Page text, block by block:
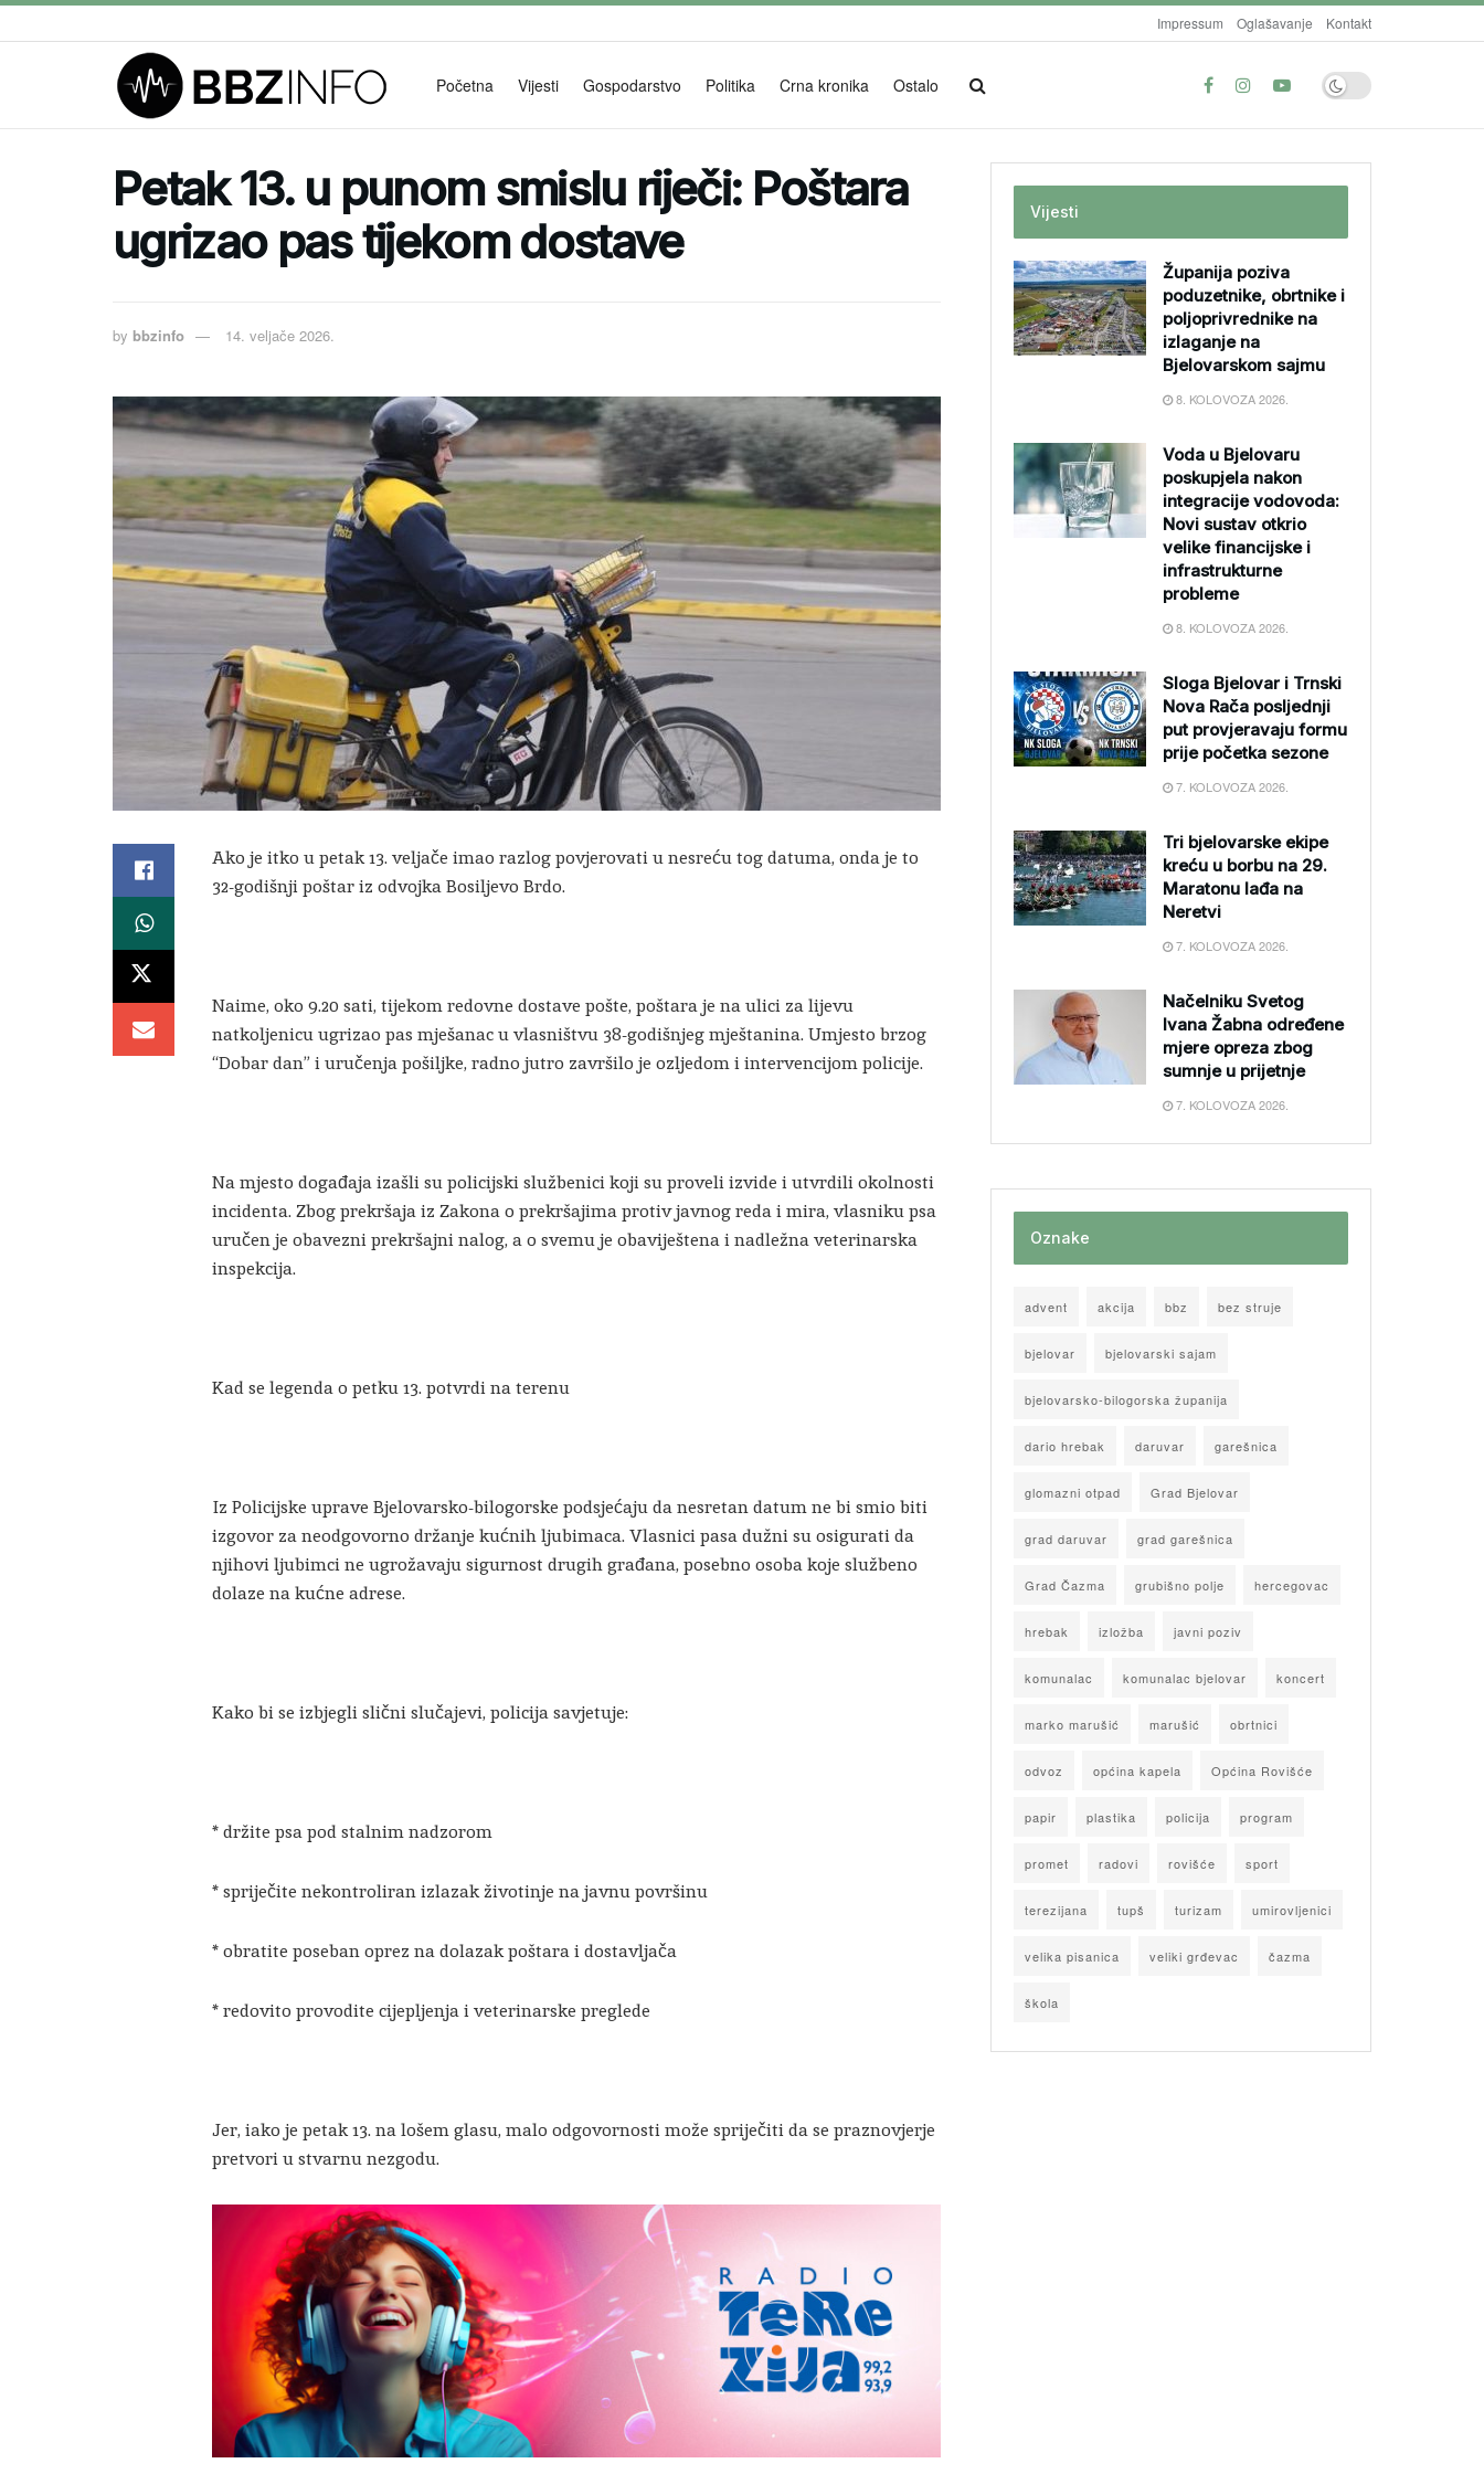
Impressum Oglašavanje Kontakt
Početna Vijesti Gospodarstvo Politika Crna kronika Ostalo
Petak 13. u punom smislu riječi: Poštara
ugrizao pas tijekom dostave
by bbzinfo 14. veljače 2026.
Ako je itko u petak 13. veljače imao razlog povjerovati u nesreću tog datuma, onda je to
32-godišnji poštar iz odvojka Bosiljevo Brdo.
Naime, oko 9.20 sati, tijekom redovne dostave pošte, poštara je na ulici za lijevu
natkoljenicu ugrizao pas mješanac u vlasništvu 38-godišnjeg mještanina. Umjesto brzog
“Dobar dan” i uručenja pošiljke, radno jutro završilo je ozljedom i intervencijom policije.
Na mjesto događaja izašli su policijski službenici koji su proveli izvide i utvrdili okolnosti
incidenta. Zbog prekršaja iz Zakona o prekršajima protiv javnog reda i mira, vlasniku psa
uručen je obavezni prekršajni nalog, a o svemu je obaviještena i nadležna veterinarska
inspekcija.
Kad se legenda o petku 13. potvrdi na terenu
Iz Policijske uprave Bjelovarsko-bilogorske podsjećaju da nesretan datum ne bi smio biti
izgovor za neodgovorno držanje kućnih ljubimaca. Vlasnici pasa dužni su osigurati da
njihovi ljubimci ne ugrožavaju sigurnost drugih građana, posebno osoba koje službeno
dolaze na kućne adrese.
Kako bi se izbjegli slični slučajevi, policija savjetuje:
* držite psa pod stalnim nadzorom
* spriječite nekontroliran izlazak životinje na javnu površinu
* obratite poseban oprez na dolazak poštara i dostavljača
* redovito provodite cijepljenja i veterinarske preglede
Jer, iako je petak 13. na lošem glasu, malo odgovornosti može spriječiti da se praznovjerje
pretvori u stvarnu nezgodu.
Vijesti
Županija poziva
poduzetnike, obrtnike i
poljoprivrednike na
izlaganje na
Bjelovarskom sajmu
8. KOLOVOZA 2026.
Voda u Bjelovaru
poskupjela nakon
integracije vodovoda:
Novi sustav otkrio
velike financijske i
infrastrukturne
probleme
8. KOLOVOZA 2026.
Sloga Bjelovar i Trnski
Nova Rača posljednji
put provjeravaju formu
prije početka sezone
7. KOLOVOZA 2026.
Tri bjelovarske ekipe
kreću u borbu na 29.
Maratonu lađa na
Neretvi
7. KOLOVOZA 2026.
Načelniku Svetog
Ivana Žabna određene
mjere opreza zbog
sumnje u prijetnje
7. KOLOVOZA 2026.
Oznake
advent akcija bbz bez struje
bjelovar bjelovarski sajam
bjelovarsko-bilogorska županija
dario hrebak daruvar garešnica
glomazni otpad Grad Bjelovar
grad daruvar grad garešnica
Grad Čazma grubišno polje hercegovac
hrebak izložba javni poziv
komunalac komunalac bjelovar koncert
marko marušić marušić obrtnici
odvoz općina kapela Općina Rovišće
papir plastika policija program
promet radovi rovišće sport
terezijana tupš turizam umirovljenici
velika pisanica veliki grđevac čazma
škola